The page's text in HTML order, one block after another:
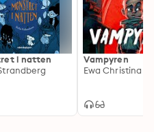
i natten
Vampyren